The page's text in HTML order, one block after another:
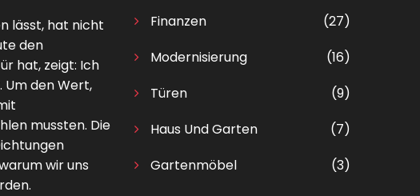
lässt, hat nicht
den
hat, zeigt: Ich
Um den Wert,
mussten. Die
wir uns
Finanzen
(27)
Modernisierung
(16)
Türen
(9)
Haus Und Garten
(7)
Gartenmöbel
(3)